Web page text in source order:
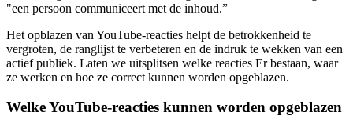
"een persoon communiceert met de inhoud.”
Het opblazen van YouTube-reacties helpt de betrokkenheid te
vergroten, de ranglijst te verbeteren en de indruk te wekken van een
actief publiek. Laten we uitsplitsen welke reacties Er bestaan, waar
ze werken en hoe ze correct kunnen worden opgeblazen.
Welke YouTube-reacties kunnen worden opgeblazen